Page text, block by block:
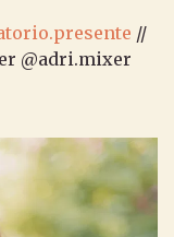
//
@adri.mixer